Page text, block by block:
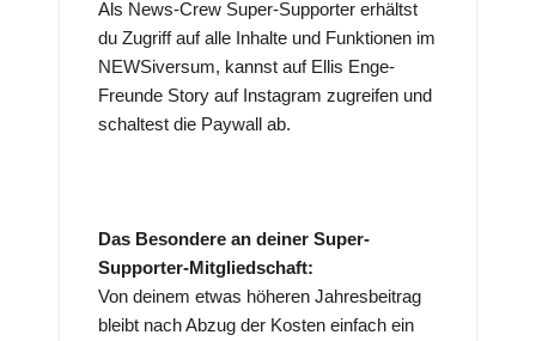
Als News-Crew Super-Supporter erhältst
du Zugriff auf alle Inhalte und Funktionen im
NEWSiversum, kannst auf Ellis Enge-
Freunde Story auf Instagram zugreifen und
schaltest die Paywall ab.
Das Besondere an deiner Super-
Supporter-Mitgliedschaft:
Von deinem etwas höheren Jahresbeitrag
bleibt nach Abzug der Kosten einfach ein